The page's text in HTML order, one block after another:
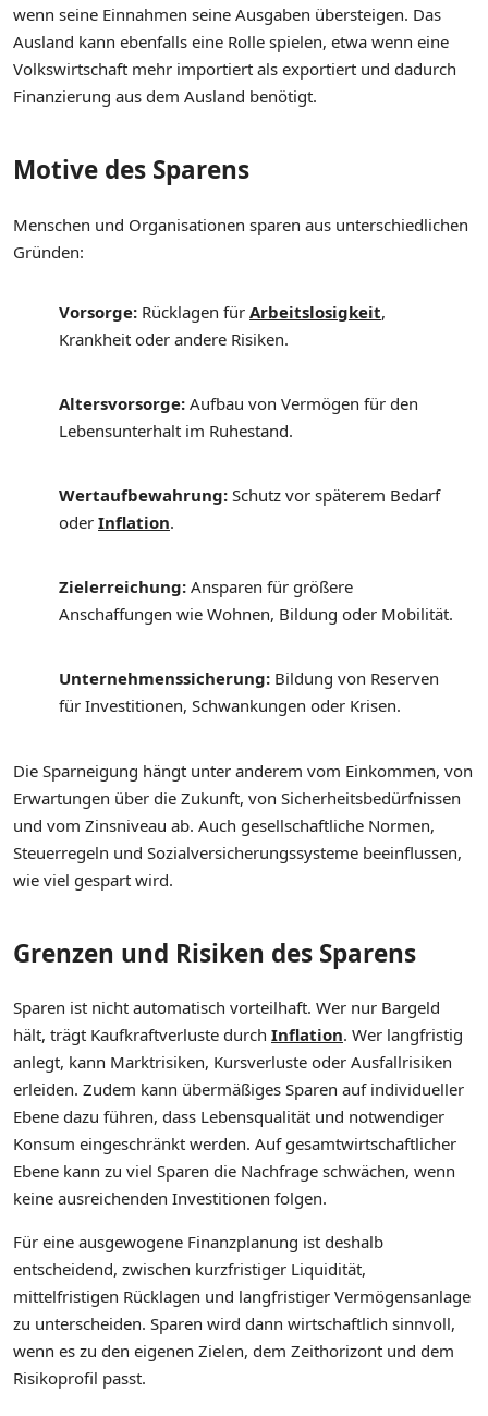
wenn seine Einnahmen seine Ausgaben übersteigen. Das
Ausland kann ebenfalls eine Rolle spielen, etwa wenn eine
Volkswirtschaft mehr importiert als exportiert und dadurch
Finanzierung aus dem Ausland benötigt.
Motive des Sparens
Menschen und Organisationen sparen aus unterschiedlichen
Gründen:
Vorsorge: Rücklagen für Arbeitslosigkeit,
Krankheit oder andere Risiken.
Altersvorsorge: Aufbau von Vermögen für den
Lebensunterhalt im Ruhestand.
Wertaufbewahrung: Schutz vor späterem Bedarf
oder Inflation.
Zielerreichung: Ansparen für größere
Anschaffungen wie Wohnen, Bildung oder Mobilität.
Unternehmenssicherung: Bildung von Reserven
für Investitionen, Schwankungen oder Krisen.
Die Sparneigung hängt unter anderem vom Einkommen, von
Erwartungen über die Zukunft, von Sicherheitsbedürfnissen
und vom Zinsniveau ab. Auch gesellschaftliche Normen,
Steuerregeln und Sozialversicherungssysteme beeinflussen,
wie viel gespart wird.
Grenzen und Risiken des Sparens
Sparen ist nicht automatisch vorteilhaft. Wer nur Bargeld
hält, trägt Kaufkraftverluste durch Inflation. Wer langfristig
anlegt, kann Marktrisiken, Kursverluste oder Ausfallrisiken
erleiden. Zudem kann übermäßiges Sparen auf individueller
Ebene dazu führen, dass Lebensqualität und notwendiger
Konsum eingeschränkt werden. Auf gesamtwirtschaftlicher
Ebene kann zu viel Sparen die Nachfrage schwächen, wenn
keine ausreichenden Investitionen folgen.
Für eine ausgewogene Finanzplanung ist deshalb
entscheidend, zwischen kurzfristiger Liquidität,
mittelfristigen Rücklagen und langfristiger Vermögensanlage
zu unterscheiden. Sparen wird dann wirtschaftlich sinnvoll,
wenn es zu den eigenen Zielen, dem Zeithorizont und dem
Risikoprofil passt.